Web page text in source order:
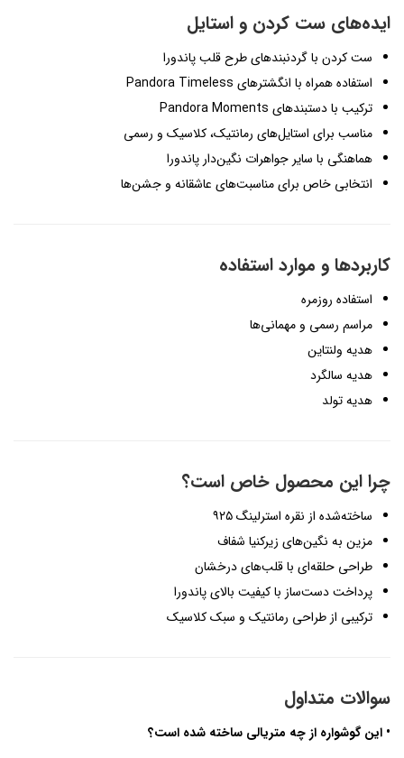
ایده‌های ست کردن و استایل
ست کردن با گردنبندهای طرح قلب پاندورا
استفاده همراه با انگشترهای Pandora Timeless
ترکیب با دستبندهای Pandora Moments
مناسب برای استایل‌های رمانتیک، کلاسیک و رسمی
هماهنگی با سایر جواهرات نگین‌دار پاندورا
انتخابی خاص برای مناسبت‌های عاشقانه و جشن‌ها
کاربردها و موارد استفاده
استفاده روزمره
مراسم رسمی و مهمانی‌ها
هدیه ولنتاین
هدیه سالگرد
هدیه تولد
چرا این محصول خاص است؟
ساخته‌شده از نقره استرلینگ ۹۲۵
مزین به نگین‌های زیرکنیا شفاف
طراحی حلقه‌ای با قلب‌های درخشان
پرداخت دست‌ساز با کیفیت بالای پاندورا
ترکیبی از طراحی رمانتیک و سبک کلاسیک
سوالات متداول
• این گوشواره از چه متریالی ساخته شده است؟